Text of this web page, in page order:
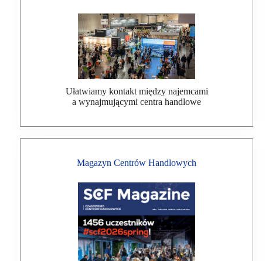
Ułatwiamy kontakt między najemcami
a wynajmującymi centra handlowe
Magazyn Centrów Handlowych